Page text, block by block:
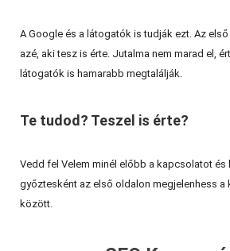
A Google és a látogatók is tudják ezt. Az
azé, aki tesz is érte. Jutalma nem marad el,
látogatók is hamarabb megtalálják.
Te tudod? Teszel is érte?
Vedd fel Velem minél előbb a kapcsolatot és
győztesként az első oldalon megjelenhess a
között.